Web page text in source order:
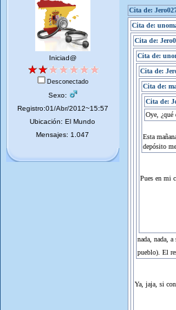
Iniciad@
Desconectado
Sexo:
Registro:01/Abr/2012~15:57
Ubicación: El Mundo
Mensajes: 1.047
Cita de:
Cita de:
Cita de:
Cita de:
Cita de:
Cita de:
Cita de:
Oye, ¿qué
Esta
depósito
Pues en mi
nada, nada,
pueblo). El
Ya, jaja, si